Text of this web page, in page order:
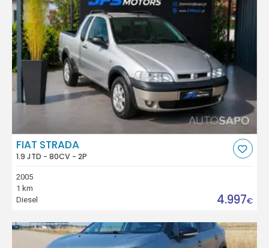
FIAT STRADA
1.9 JTD - 80CV - 2P
2005
1 km
Diesel
4.997€